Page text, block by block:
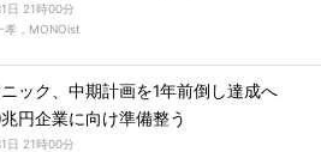
日 21時00分
孝，MONOist
ック、中期計画を1年前倒し達成へ
円企業に向け準備整う
日 21時00分